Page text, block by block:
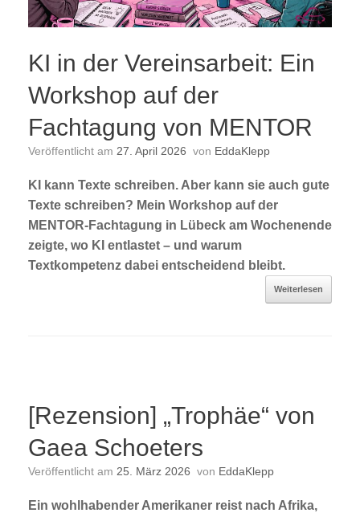
KI in der Vereinsarbeit: Ein
Workshop auf der
Fachtagung von MENTOR
Veröffentlicht am 27. April 2026 von EddaKlepp
KI kann Texte schreiben. Aber kann sie auch gute
Texte schreiben? Mein Workshop auf der
MENTOR-Fachtagung in Lübeck am Wochenende
zeigte, wo KI entlastet – und warum
Textkompetenz dabei entscheidend bleibt.
Weiterlesen
[Rezension] „Trophäe“ von
Gaea Schoeters
Veröffentlicht am 25. März 2026 von EddaKlepp
Ein wohlhabender Amerikaner reist nach Afrika,